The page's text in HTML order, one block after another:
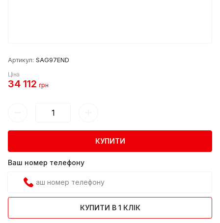
Артикул: SAG97END
Ціна
34 112 грн
КУПИТИ
Ваш номер телефону
КУПИТИ В 1 КЛІК